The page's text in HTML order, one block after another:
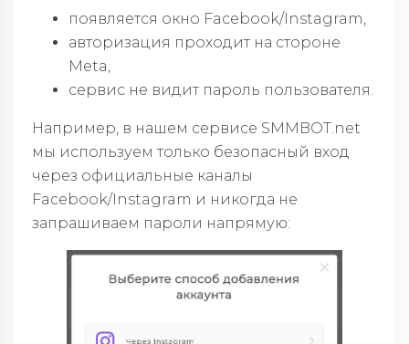
появляется окно Facebook/Instagram,
авторизация проходит на стороне
Meta,
сервис не видит пароль пользователя.
Например, в нашем сервисе SMMBOT.net
мы используем только безопасный вход
через официальные каналы
Facebook/Instagram и никогда не
запрашиваем пароли напрямую: